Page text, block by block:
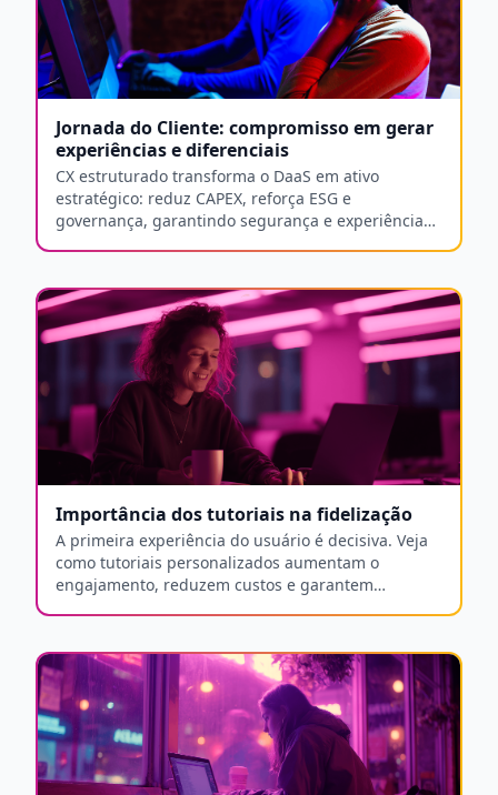
Jornada do Cliente: compromisso em gerar
experiências e diferenciais
CX estruturado transforma o DaaS em ativo
estratégico: reduz CAPEX, reforça ESG e
governança, garantindo segurança e experiência
Importância dos tutoriais na fidelização
A primeira experiência do usuário é decisiva. Veja
como tutoriais personalizados aumentam o
engajamento, reduzem custos e garantem